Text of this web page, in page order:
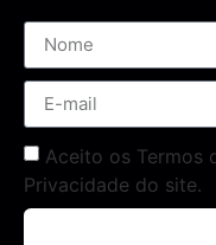
Aceito os Termos
Privacidade do site.